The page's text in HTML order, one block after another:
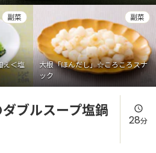
合わせ
とは
え＜塩
副菜
大根「ほんだし」☆ころころスナ
ック
副菜
ブルスープ塩鍋
28分